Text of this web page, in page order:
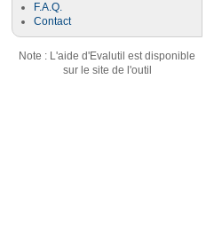
F.A.Q.
Contact
Note : L'aide d'Evalutil est disponible
sur le site de l'outil